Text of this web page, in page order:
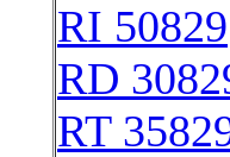
RI 50829
RD
RT